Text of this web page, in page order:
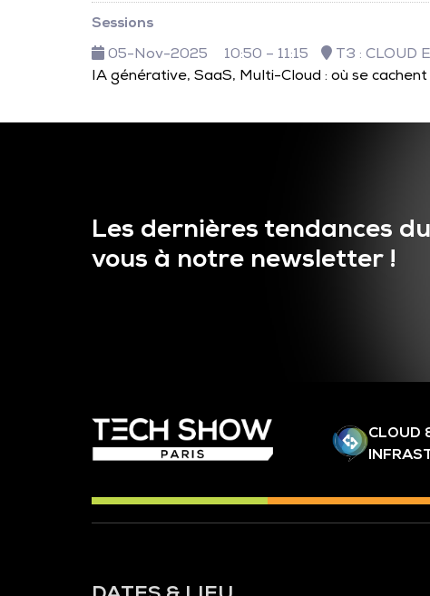
Sessions
05-Nov-2025
10:50 – 11:15
T3 : CLOUD
IA générative, SaaS, Multi-Cloud : où se
Les dernières tendances
vous à notre newsletter !
CLOUD